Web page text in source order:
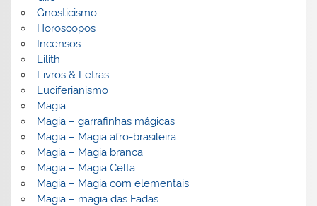
Gnosticismo
Horoscopos
Incensos
Lilith
Livros & Letras
Luciferianismo
Magia
Magia – garrafinhas mágicas
Magia – Magia afro-brasileira
Magia – Magia branca
Magia – Magia Celta
Magia – Magia com elementais
Magia – magia das Fadas